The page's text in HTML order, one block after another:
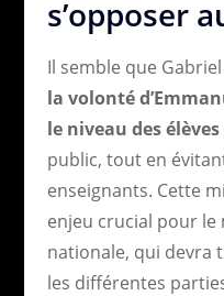
s’opposer
Il semble que
la volonté
le niveau des élèves
public, tout en
enseignants. Cette
enjeu crucial pour le
nationale, qui devra
les différentes